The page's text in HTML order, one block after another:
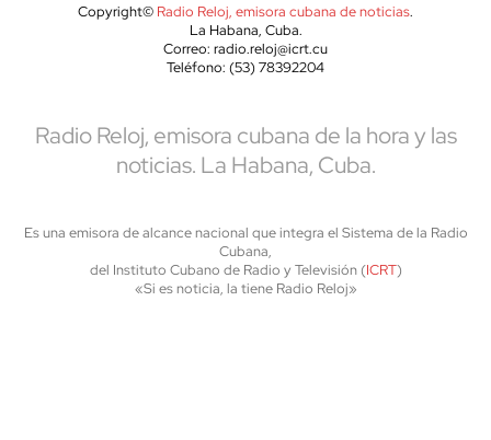
Copyright© Radio Reloj, emisora cubana de noticias.
La Habana, Cuba.
Correo: radio.reloj@icrt.cu
Teléfono: (53) 78392204
Radio Reloj, emisora cubana de la hora y las
noticias. La Habana, Cuba.
Es una emisora de alcance nacional que integra el Sistema de la Radio
Cubana,
del Instituto Cubano de Radio y Televisión (ICRT)
«Si es noticia, la tiene Radio Reloj»